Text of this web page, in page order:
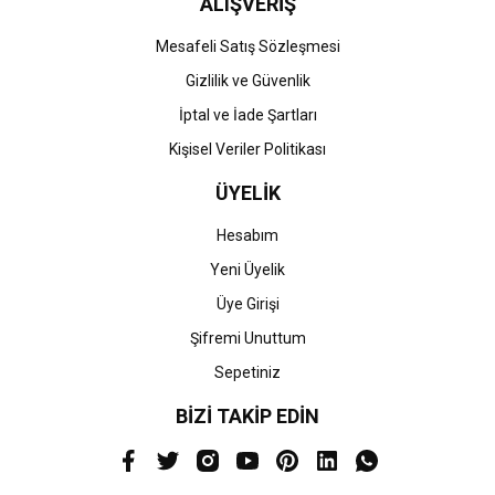
Mesafeli Satış Sözleşmesi
Gizlilik ve Güvenlik
İptal ve İade Şartları
Kişisel Veriler Politikası
ÜYELİK
Hesabım
Yeni Üyelik
Üye Girişi
Şifremi Unuttum
Sepetiniz
BİZİ TAKİP EDİN